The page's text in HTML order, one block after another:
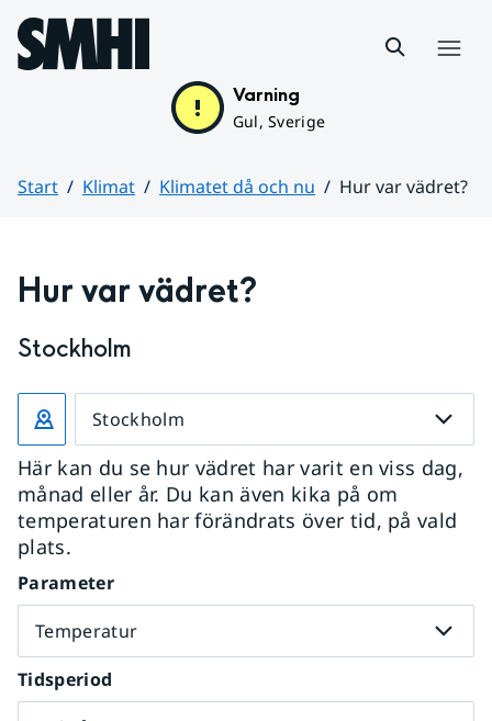
Hoppa till sidans innehåll
Varning
Gul, Sverige
Start Klimat Klimatet då och nu
Hur var vädret?
Hur var vädret?
Stockholm
Stockholm
Här kan du se hur vädret har varit en viss dag,
månad eller år. Du kan även kika på om
temperaturen har förändrats över tid, på vald
plats.
Parameter
Temperatur
Tidsperiod